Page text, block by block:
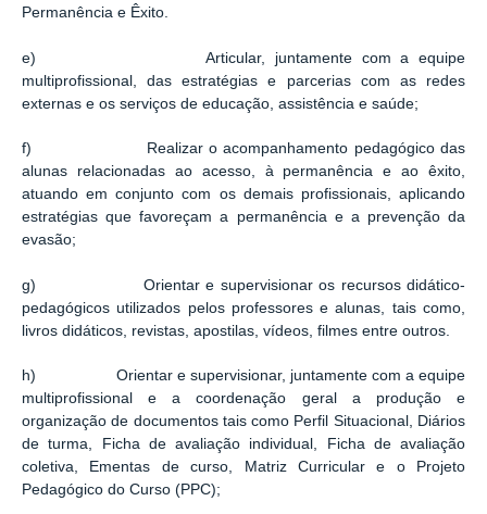
Permanência e Êxito.
e) Articular, juntamente com a equipe
multiprofissional, das estratégias e parcerias com as redes
externas e os serviços de educação, assistência e saúde;
f) Realizar o acompanhamento pedagógico das
alunas relacionadas ao acesso, à permanência e ao êxito,
atuando em conjunto com os demais profissionais, aplicando
estratégias que favoreçam a permanência e a prevenção da
evasão;
g) Orientar e supervisionar os recursos didático-
pedagógicos utilizados pelos professores e alunas, tais como,
livros didáticos, revistas, apostilas, vídeos, filmes entre outros.
h) Orientar e supervisionar, juntamente com a equipe
multiprofissional e a coordenação geral a produção e
organização de documentos tais como Perfil Situacional, Diários
de turma, Ficha de avaliação individual, Ficha de avaliação
coletiva, Ementas de curso, Matriz Curricular e o Projeto
Pedagógico do Curso (PPC);